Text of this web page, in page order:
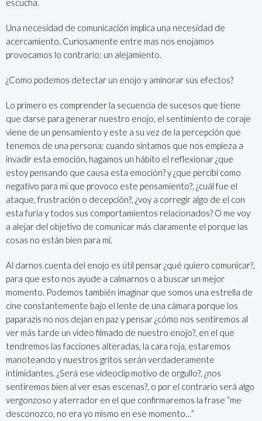
escucha.
Una necesidad de comunicación implica una necesidad de
acercamiento. Curiosamente entre mas nos enojamos
provocamos lo contrario: un alejamiento.
¿Como podemos detectar un enojo y aminorar sus efectos?
Lo primero es comprender la secuencia de sucesos que tiene
que darse para generar nuestro enojo, el sentimiento de coraje
viene de un pensamiento y este a su vez de la percepción que
tenemos de una persona; cuando sintamos que nos empieza a
invadir esta emoción, hagamos un hábito el reflexionar ¿que
estoy pensando que causa esta emoción? y ¿que percibí como
negativo para mí que provoco este pensamiento?, ¿cuál fue el
ataque, frustración o decepción?, ¿voy a corregir algo de el con
esta furia y todos sus comportamientos relacionados? O me voy
a alejar del objetivo de comunicar más claramente el porque las
cosas no están bien para mí.
Al darnos cuenta del enojo es útil pensar ¿qué quiero comunicar?,
para que esto nos ayude a calmarnos o a buscar un mejor
momento. Podemos también imaginar que somos una estrella de
cine constantemente bajo el lente de una cámara porque los
paparazis no nos dejan en paz y pensar ¿cómo nos sentiremos al
ver más tarde un video filmado de nuestro enojo?, en el que
tendremos las facciones alteradas, la cara roja, estaremos
manoteando y nuestros gritos serán verdaderamente
intimidantes. ¿Será ese videoclip motivo de orgullo?, ¿nos
sentiremos bien al ver esas escenas?, o por el contrario será algo
vergonzoso y aterrador en el que confirmaremos la frase “me
desconozco, no era yo mismo en ese momento…”